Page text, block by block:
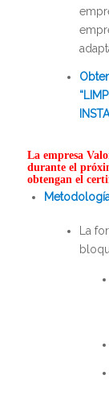
La empresa
durante el
obtengan el
La